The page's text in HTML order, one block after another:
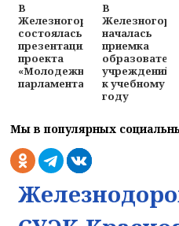
В
Железногорске
состоялась
презентация
проекта
«Молодежного
парламента»
В
началась
приемка
учреждений
к учебному
году
Мы в популярных